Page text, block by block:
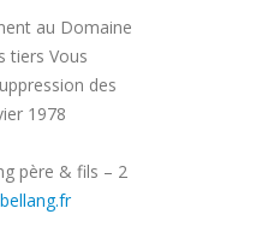
au Domaine
tiers Vous
des
1978
père & fils – 2